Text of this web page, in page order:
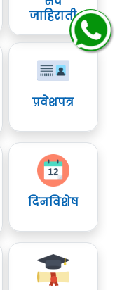
जाहिराती
प्रवेशपत्र
दिनविशेष